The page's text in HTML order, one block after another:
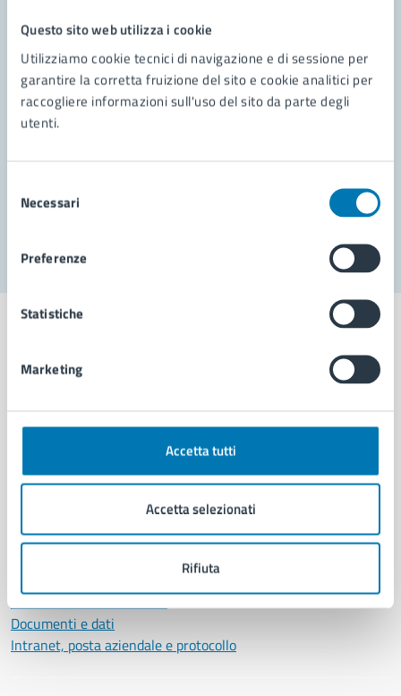
Questo sito web utilizza i cookie
Utilizziamo cookie tecnici di navigazione e di sessione per
garantire la corretta fruizione del sito e cookie analitici per
raccogliere informazioni sull'uso del sito da parte degli
utenti.
delNecessari
Preferenze
Statistiche
Marketing
Accetta tutti
Accetta selezionati
Rifiuta
Contatta il comune
Leggi le domande frequenti
Richiedi assistenza
Aree amministrative
Uffici
Personale amministrativo
Documenti e dati
Intranet, posta aziendale e protocollo